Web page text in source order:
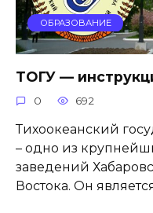
ОБРАЗОВАНИЕ
ТОГУ —
0 692
Тихоокеанский
– одно из
заведений
Востока. Он